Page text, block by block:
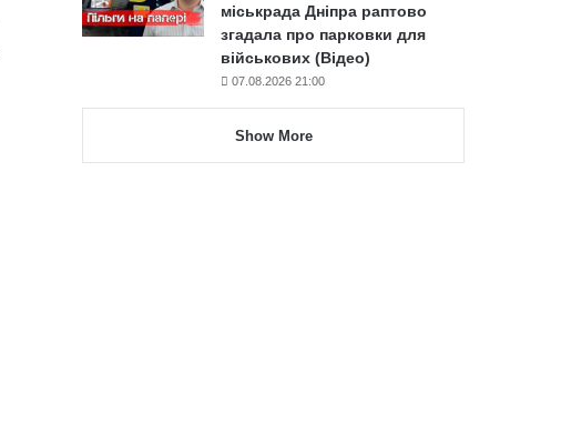
міськрада Дніпра раптово
згадала про парковки для
військових (Відео)
07.08.2026 21:00
Show More